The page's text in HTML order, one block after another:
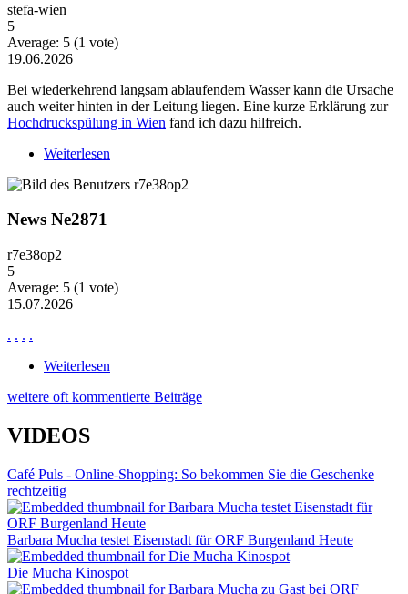
stefa-wien
5
Average: 5 (1 vote)
19.06.2026
Bei wiederkehrend langsam ablaufendem Wasser kann die Ursache
auch weiter hinten in der Leitung liegen. Eine kurze Erklärung zur
Hochdruckspülung in Wien fand ich dazu hilfreich.
Weiterlesen
News Ne2871
r7e38op2
5
Average: 5 (1 vote)
15.07.2026
. . . .
Weiterlesen
weitere oft kommentierte Beiträge
VIDEOS
Café Puls - Online-Shopping: So bekommen Sie die Geschenke
rechtzeitig
Barbara Mucha testet Eisenstadt für ORF Burgenland Heute
Die Mucha Kinospot